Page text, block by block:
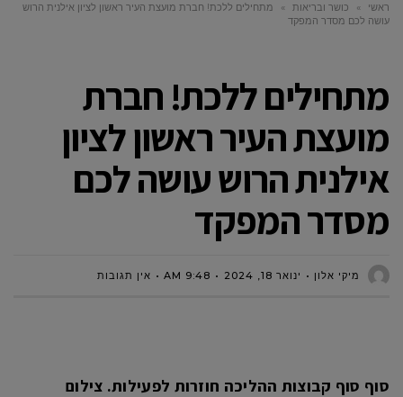
ראשי » כושר ובריאות »
מתחילים ללכת! חברת מועצת העיר ראשון לציון אילנית הרוש
עושה לכם מסדר המפקד
מתחילים ללכת! חברת
מועצת העיר ראשון לציון
אילנית הרוש עושה לכם
מסדר המפקד
מיקי אלון ינואר 18, 2024 9:48 AM אין תגובות
סוף סוף קבוצות ההליכה חוזרות לפעילות. צילום